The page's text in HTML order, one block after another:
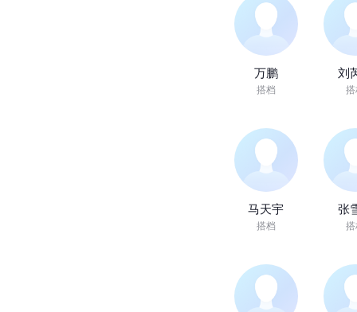
万鹏
搭档
刘
马天宇
搭档
张